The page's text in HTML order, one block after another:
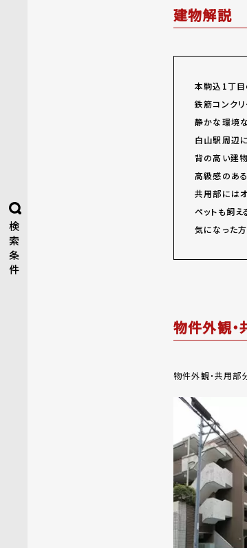
検
索
条
件
建物解説
本駒込1丁目
鉄筋コンク
静かな環境
白山駅周辺
背の高い建
高級感のあ
共用部にはオ
ペットも飼え
気になった
物件外観
物件外観・共用部